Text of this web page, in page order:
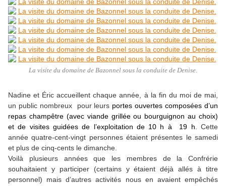
La visite du domaine de Bazonnel sous la conduite de Denise.
Nadine et Éric accueillent chaque année, à la fin du moi de mai,
un public nombreux pour leurs portes ouvertes composées d’un
repas champêtre (avec viande grillée ou bourguignon au choix)
et de visites guidées de l’exploitation de 10 h à 19 h . Cette
année quatre-cent-vingt personnes étaient présentes le samedi
et plus de cinq-cents le dimanche.
Voilà plusieurs années que les membres de la Confrérie
souhaitaient y participer (certains y étaient déjà allés à titre
personnel) mais d’autres activités nous en avaient empêchés